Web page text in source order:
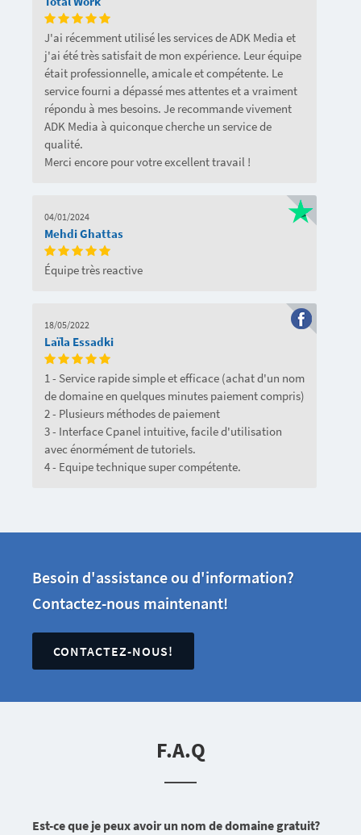
J'ai récemment utilisé les services de ADK Media et
j'ai été très satisfait de mon expérience. Leur équipe
était professionnelle, amicale et compétente. Le
service fourni a dépassé mes attentes et a vraiment
répondu à mes besoins. Je recommande vivement
ADK Media à quiconque cherche un service de
qualité.
Merci encore pour votre excellent travail !
04/01/2024
Mehdi Ghattas
Équipe très reactive
18/05/2022
Laïla Essadki
1 - Service rapide simple et efficace (achat d'un nom
de domaine en quelques minutes paiement compris)
2 - Plusieurs méthodes de paiement
3 - Interface Cpanel intuitive, facile d'utilisation
avec énormément de tutoriels.
4 - Equipe technique super compétente.
Besoin d'assistance ou d'information?
Contactez-nous maintenant!
CONTACTEZ-NOUS!
F.A.Q
Est-ce que je peux avoir un nom de domaine gratuit?